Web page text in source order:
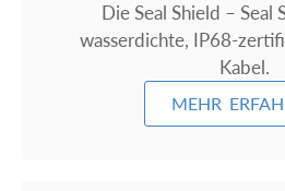
Die Seal Shield – Seal
wasserdichte, IP68-
Kabel.
MEHR